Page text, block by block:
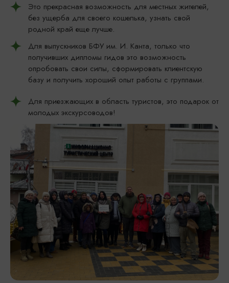
Это прекрасная возможность для местных жителей,
без ущерба для своего кошелька, узнать свой
родной край еще лучше.
Для выпускников БФУ им. И. Канта, только что
получивших дипломы гидов это возможность
опробовать свои силы, сформировать клиентскую
базу и получить хороший опыт работы с группами.
Для приезжающих в область туристов, это подарок от
молодых экскурсоводов!